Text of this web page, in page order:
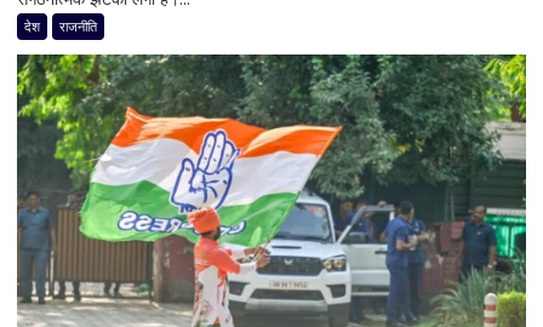
सभी
8
सांसद,
डीलिमिटेशन
बिल
के
बीच
बढ़ी
सियासी
अटकलें
जयंत
चौधरी
को
बड़ा
झटका,
प्रदेश
अध्यक्ष
रामाशीष
राय
देश राजनीति